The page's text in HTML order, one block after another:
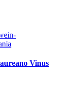
Vinus